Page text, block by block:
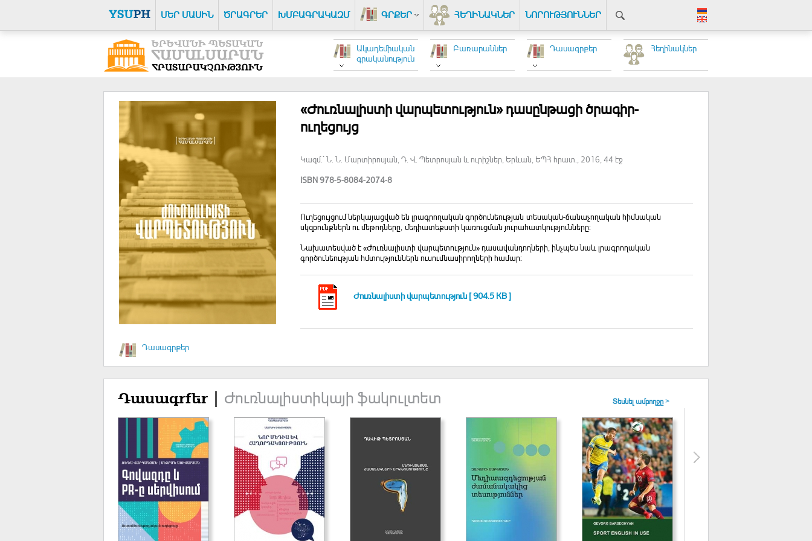
ՄԵՐ ՄԱՍԻՆ ԾՐԱԳՐԵՐ ԽՄԲԱԳՐԱԿԱԶՄ ԳՐՔԵՐ ՀԵՂԻՆԱԿՆԵՐ ՆՈՐՈՒԹՅՈՒՆՆԵՐ
Հեղինակներ
Դասագրքեր
Բառարաններ
Ակադեմիական
գրականություն
Դասագրքեր
«Ժուռնալիստի վարպետություն» դասընթացի ծրագիր-
ուղեցույց
Կազմ.` Ն. Ն. Մարտիրոսյան, Դ. Վ. Պետրոսյան և ուրիշներ, Երևան, ԵՊՀ հրատ., 2016, 44 էջ
ISBN 978-5-8084-2074-8
Ուղեցույցում ներկայացված են լրագրողական գործունեության տեսական-ճանաչողական հիմնական
սկզբունքներն ու մեթոդները, մեդիատեքստի կառուցման յուրահատկությունները:
Նախատեսված է «Ժուռնալիստի վարպետություն» դասավանդողների, ինչպես նաև լրագրողական
գործունեության հմտություններն ուսումնասիրողների համար:
Ժուռնալիստի վարպետություն [ 904.5 KB ]
Դասագրքեր | Ժուռնալիստիկայի ֆակուլտետ Տեսնել ամբողջը >